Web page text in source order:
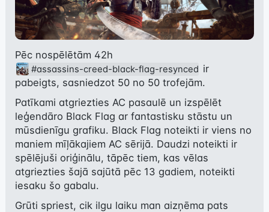
Pēc nospēlētām 42h
#assassins-creed-black-flag-resynced ir
pabeigts, sasniedzot 50 no 50 trofejām.
Patīkami atgriezties AC pasaulē un izspēlēt
leģendāro Black Flag ar fantastisku stāstu un
mūsdienīgu grafiku. Black Flag noteikti ir viens no
maniem mīļākajiem AC sērijā. Daudzi noteikti ir
spēlējuši oriģinālu, tāpēc tiem, kas vēlas
atgriezties šajā sajūtā pēc 13 gadiem, noteikti
iesaku šo gabalu.
Grūti spriest, cik ilgu laiku man aizņēma pats